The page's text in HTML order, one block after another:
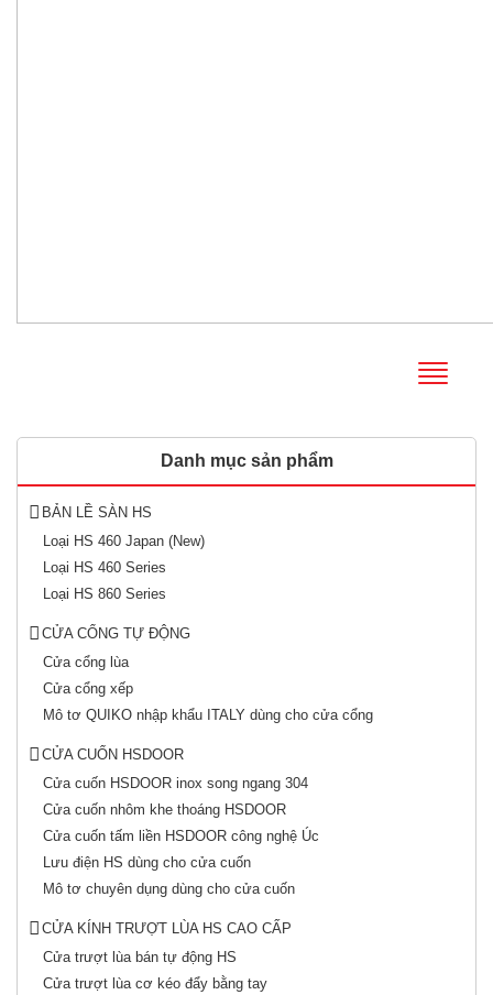
Danh mục sản phẩm
BẢN LỀ SÀN HS
Loại HS 460 Japan (New)
Loại HS 460 Series
Loại HS 860 Series
CỬA CỔNG TỰ ĐỘNG
Cửa cổng lùa
Cửa cổng xếp
Mô tơ QUIKO nhập khẩu ITALY dùng cho cửa cổng
CỬA CUỐN HSDOOR
Cửa cuốn HSDOOR inox song ngang 304
Cửa cuốn nhôm khe thoáng HSDOOR
Cửa cuốn tấm liền HSDOOR công nghệ Úc
Lưu điện HS dùng cho cửa cuốn
Mô tơ chuyên dụng dùng cho cửa cuốn
CỬA KÍNH TRƯỢT LÙA HS CAO CẤP
Cửa trượt lùa bán tự động HS
Cửa trượt lùa cơ kéo đẩy bằng tay